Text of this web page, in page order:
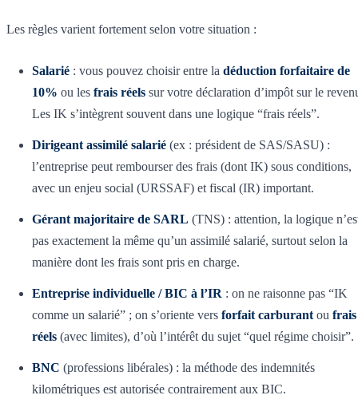
Les règles varient fortement selon votre situation :
Salarié : vous pouvez choisir entre la déduction forfaitaire de
10% ou les frais réels sur votre déclaration d’impôt sur le
Les IK s’intègrent souvent dans une logique “frais réels”.
Dirigeant assimilé salarié (ex : président de SAS/SASU) :
l’entreprise peut rembourser des frais (dont IK) sous conditions,
avec un enjeu social (URSSAF) et fiscal (IR) important.
Gérant majoritaire de SARL (TNS) : attention, la logique
pas exactement la même qu’un assimilé salarié, surtout selon la
manière dont les frais sont pris en charge.
Entreprise individuelle / BIC à l’IR : on ne raisonne pas “IK
comme un salarié” ; on s’oriente vers forfait carburant ou frais
réels (avec limites), d’où l’intérêt du sujet “quel régime choisir”.
BNC (professions libérales) : la méthode des indemnités
kilométriques est autorisée contrairement aux BIC.